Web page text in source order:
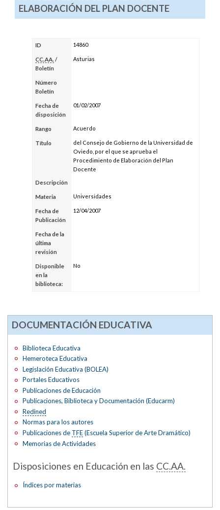
ELABORACIÓN DEL PLAN DOCENTE
ID 14860
CC.AA. /
Boletín
Asturias
Número
Boletín
Fecha de
disposición
01/02/2007
Rango Acuerdo
Título
del Consejo de Gobierno de la Universidad de
Oviedo, por el que se aprueba el
Procedimiento de Elaboración del Plan
Docente
Descripción
Materia Universidades
Fecha de
Publicación
12/04/2007
Fecha de la
última
revisión
Disponible
en la
biblioteca:
No
DOCUMENTACIÓN EDUCATIVA
Biblioteca Educativa
Hemeroteca Educativa
Legislación Educativa (BOLEA)
Portales Educativos
Publicaciones de Educación
Publicaciones, Biblioteca y Documentación (Educarm)
Redined
Normas para los autores
Publicaciones de TFE(Escuela Superior de Arte Dramático)
Memorias de Actividades
Disposiciones en Educación en las CC.AA.
Índices por materias